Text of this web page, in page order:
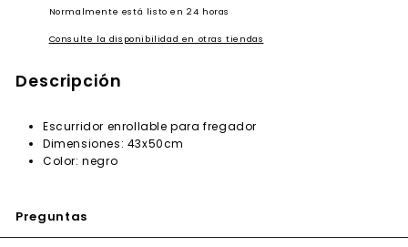
Normalmente está listo en 24 horas
Consulte la disponibilidad en otras tiendas
Descripción
Escurridor enrollable para fregador
Dimensiones: 43x50cm
Color: negro
Preguntas